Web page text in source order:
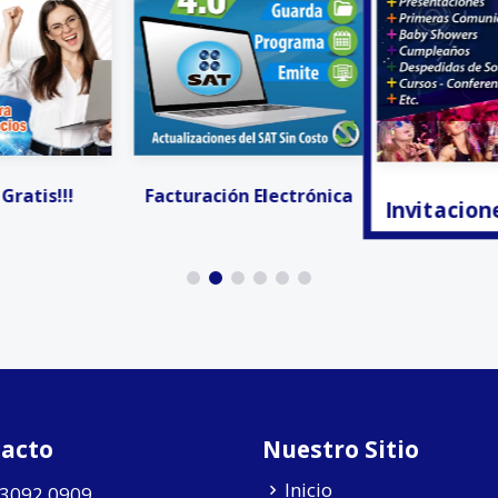
Invitaciones Digitales
Nuestro Sitio
Inicio